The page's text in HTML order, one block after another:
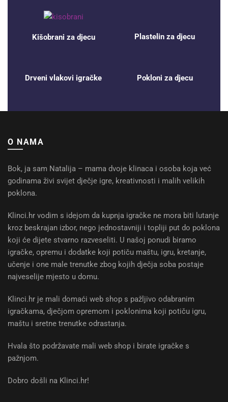
Kišobrani za djecu Plastelin za djecu
Drveni vlakovi igračke Pokloni za djecu
O NAMA
Bok, ja sam Natalija – mama dvoje klinaca i osoba koja već
godinama živi svijet dječje igre, kreativnosti i malih velikih
poklona.
Klinci.hr vodim s idejom da kupnja igračke ne mora biti lutanje
kroz beskrajan izbor, nego jednostavniji i topliji put do poklona
koji će dijete stvarno razveseliti. U našoj ponudi biramo
igračke, opremu i dodatke koji potiču maštu, igru, kretanje,
učenje i one male trenutke zbog kojih dječja soba postaje
najveselije mjesto u domu.
Klinci.hr je mali domaći web shop s pažljivo odabranim
igračkama, dječjom opremom i poklonima koji potiču igru,
maštu i sretne trenutke odrastanja.
Hvala što podržavate mali web shop i birate igračke s
pažnjom.
Dobro došli na Klinci.hr!